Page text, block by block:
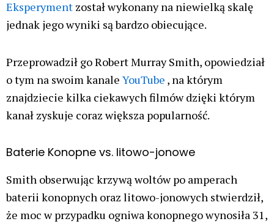
Eksperyment został wykonany na niewielką skalę
jednak jego wyniki są bardzo obiecujące.
Przeprowadził go Robert Murray Smith, opowiedział
o tym na swoim kanale YouTube , na którym
znajdziecie kilka ciekawych filmów dzięki którym
kanał zyskuje coraz większa popularność.
Baterie Konopne vs. litowo-jonowe
Smith obserwując krzywą woltów po amperach
baterii konopnych oraz litowo-jonowych stwierdził,
że moc w przypadku ogniwa konopnego wynosiła 31,